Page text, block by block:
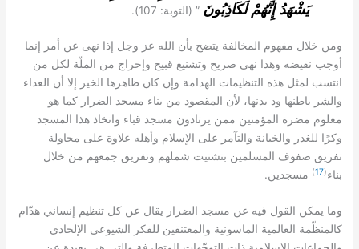
يَشْهَدُ إِنَّهُمْ لَكَاذِبُونَ ” ( التوبة: 107).
ومن خلال مفهوم المخالفة يتضح بأن الله عز وجل إذا نهى عن أمر إنما
أوجب نقيضه وهذا نهي صريح وتشنيع قبيح وإخراج من الملّة لكل من
انتسب لمثل هذه التنظيمات الهدامة وإن كان ظاهرها الخير إلا أن العداء
والشر باطنها ود يدنها، لأن المقصود من بناء مسجد الضرار كما هو
معلوم مضرة المؤمنين ممن يرتادون مسجد قباء واتخاذ هذا المسجد
وكرًا للغدر والخيانة والتآمر على الإسلام وأهله علاوة على محاولة
تفريق صفوف المسلمين بتشتيت شملهم وتفريق جمعهم من خلال
بناء(
17
) مسجدين.
وما يمكن القول فيه عن مسجد الضرار يقال عن كل تنظيم إنساني هدّام
كالمنظّمة العالمية الماسونية والمعتنقين للفكر الشيوعي الإلحادي